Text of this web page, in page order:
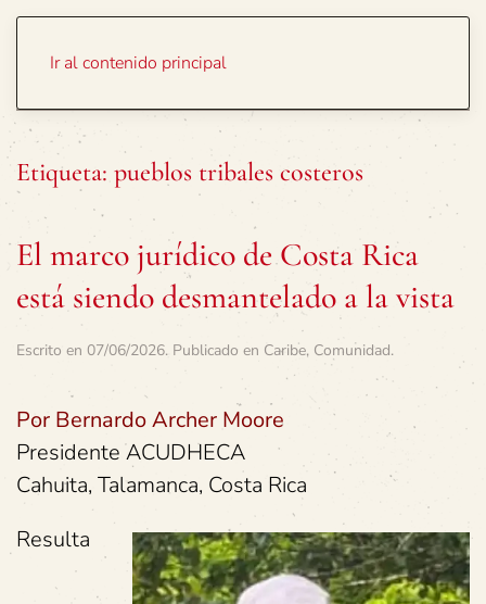
Ir al contenido principal
Etiqueta: pueblos tribales costeros
El marco jurídico de Costa Rica
está siendo desmantelado a la vista
Escrito en 07/06/2026. Publicado en Caribe, Comunidad.
Por Bernardo Archer Moore
Presidente ACUDHECA
Cahuita, Talamanca, Costa Rica
Resulta